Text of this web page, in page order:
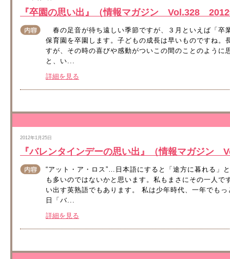
『卒園の思い出』（情報マガジン Vol.328
春の足音が待ち遠しい季節ですが、３月といえば「卒
保育園を卒園します。子どもの成長は早いものですね
すが、その時の喜びや感動がついこの間のことのよう
と、い...
詳細を見る
2012年1月25日
『バレンタインデーの思い出』（情報マガジン
“アット・ア・ロス”…日本語にすると「途方に暮れる」
も多いのではないかと思います。私もまさにその一人
い出す英熟語でもあります。 私は少年時代、一年でも
日「バ...
詳細を見る